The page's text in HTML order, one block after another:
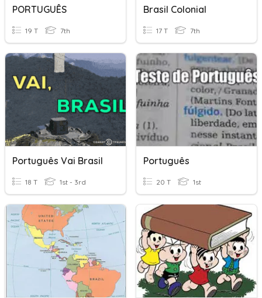
PORTUGUÊS
19 T 7th
Brasil Colonial
17 T 7th
Português Vai Brasil
18 T 1st - 3rd
Português
20 T 1st